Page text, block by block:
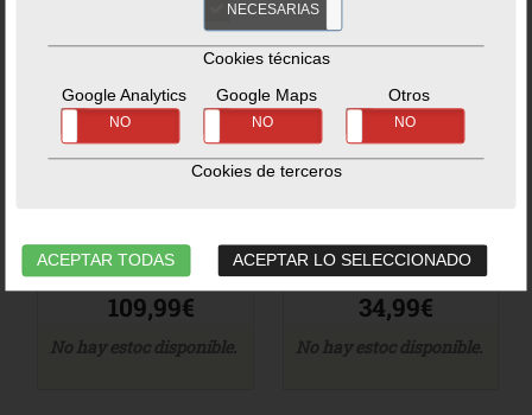
Carbon Steel Wok
Accesorios-Cocción
Ref. 120779_BG
109,99€
No hay estoc disponible.
Stainless Steel
Meat Claws
Accesorios
34,99€
No hay estoc disponible.
NECESARIAS
Cookies técnicas
Google Analytics
NO
Google Maps
NO
Otros
NO
Cookies de terceros
ACEPTAR TODAS ACEPTAR LO SELECCIONADO